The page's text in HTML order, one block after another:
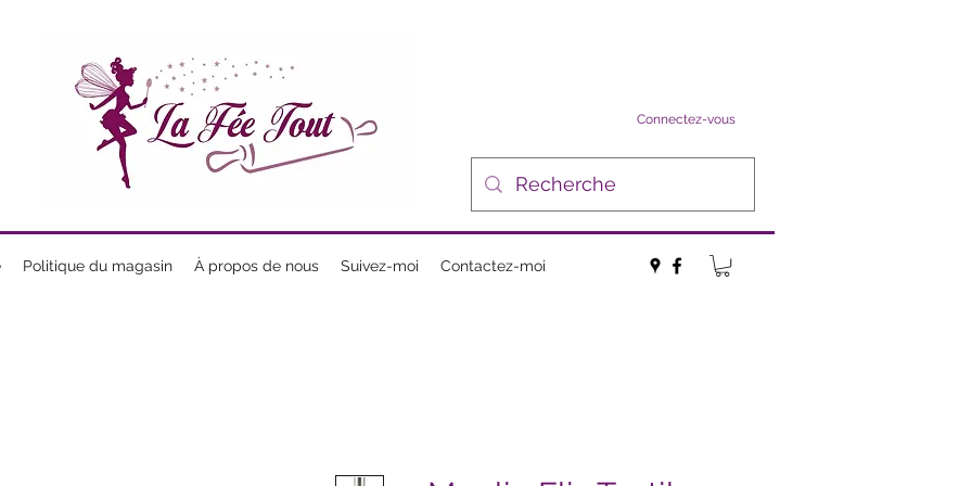
Connectez-vous
Politique du magasin À propos de nous Suivez-moi Contactez-moi